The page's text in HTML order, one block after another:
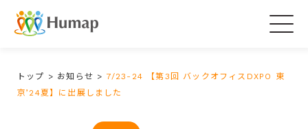
トップ > お知らせ > 7/23-24 【第3回 バックオフィスDXPO 東
京’24夏】に出展しました